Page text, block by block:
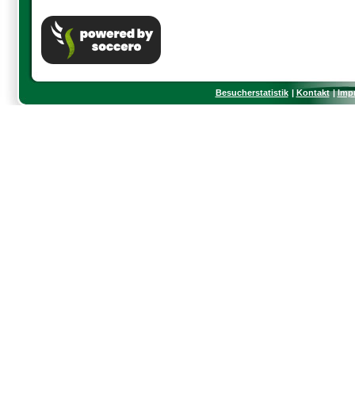
Besucherstatistik Kontakt